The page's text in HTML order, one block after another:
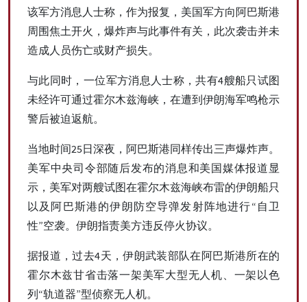
该军方消息人士称，作为报复，美国军方向阿巴斯港
周围焦土开火，爆炸声与此事件有关，此次袭击并未
造成人员伤亡或财产损失。
与此同时，一位军方消息人士称，共有4艘船只试图
未经许可通过霍尔木兹海峡，在遭到伊朗海军鸣枪示
警后被迫返航。
当地时间25日深夜，阿巴斯港同样传出三声爆炸声。
美军中央司令部随后发布的消息和美国媒体报道显
示，美军对两艘试图在霍尔木兹海峡布雷的伊朗船只
以及阿巴斯港的伊朗防空导弹发射阵地进行“自卫
性”空袭。伊朗指责美方违反停火协议。
据报道，过去4天，伊朗武装部队在阿巴斯港所在的
霍尔木兹甘省击落一架美军大型无人机、一架以色
列“轨道器”型侦察无人机。